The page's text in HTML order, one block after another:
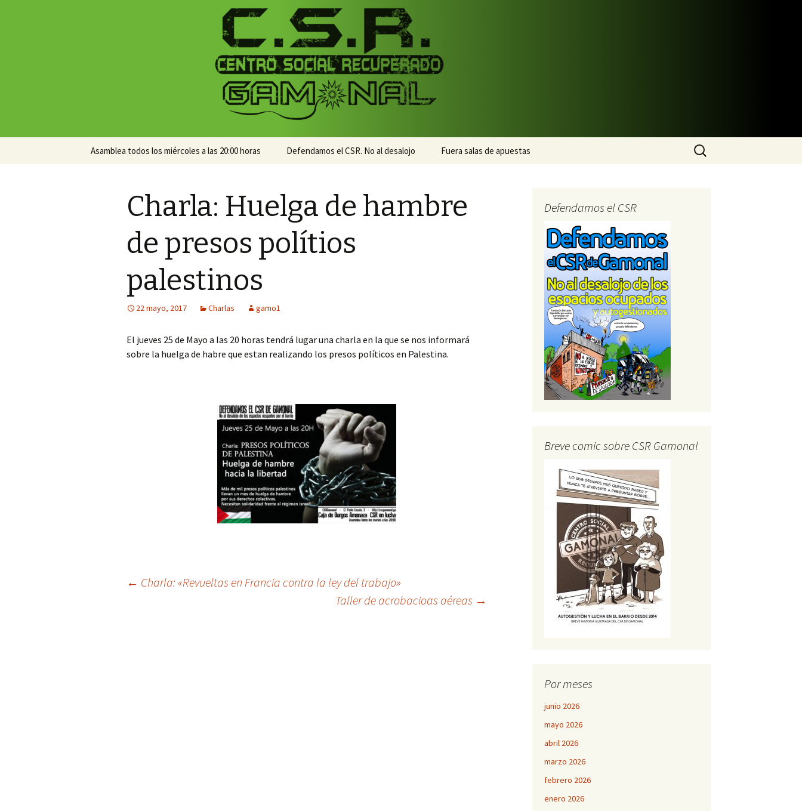
CSR Gamonal
Centro Social Recuperado Gamonal
Asamblea todos los miércoles a las 20:00 horas Defendamos el CSR. No al desalojo Fuera salas de apuestas
Buscar:
Charla: Huelga de hambre
de presos polítios
palestinos
22 mayo, 2017 Charlas gamo1
El jueves 25 de Mayo a las 20 horas tendrá lugar una charla en la que se nos informará
sobre la huelga de habre que estan realizando los presos políticos en Palestina.
← Charla: «Revueltas en Francia contra la ley del trabajo»
Taller de acrobacioas aéreas →
Defendamos el CSR
Breve comic sobre CSR Gamonal
Por meses
junio 2026
mayo 2026
abril 2026
marzo 2026
febrero 2026
enero 2026